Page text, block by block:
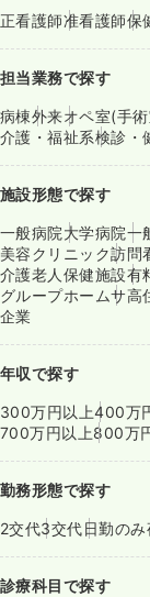
正看護師准看護師保
担当業務で探す
病棟外来オペ室(手
介護・福祉系検診・
施設形態で探す
一般病院大学病院一
美容クリニック訪問
介護老人保健施設有
グループホームサ高
企業
年収で探す
300万円以上400万
700万円以上800万
勤務形態で探す
2交代3交代日勤のみ
診療科目で探す